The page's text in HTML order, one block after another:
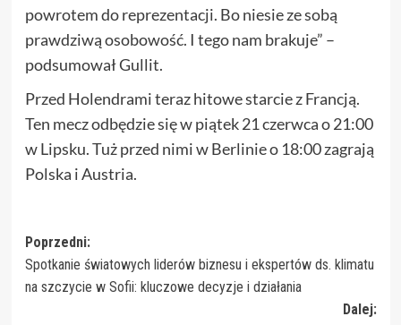
powrotem do reprezentacji. Bo niesie ze sobą
prawdziwą osobowość. I tego nam brakuje” –
podsumował Gullit.
Przed Holendrami teraz hitowe starcie z Francją.
Ten mecz odbędzie się w piątek 21 czerwca o 21:00
w Lipsku. Tuż przed nimi w Berlinie o 18:00 zagrają
Polska i Austria.
Zobacz
wpisy
Poprzedni:
Spotkanie światowych liderów biznesu i ekspertów ds. klimatu
na szczycie w Sofii: kluczowe decyzje i działania
Dalej: